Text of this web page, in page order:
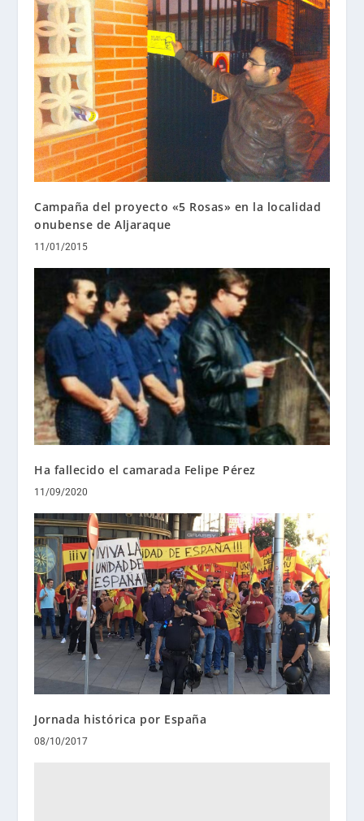
Campaña del proyecto «5 Rosas» en la localidad
onubense de Aljaraque
11/01/2015
Ha fallecido el camarada Felipe Pérez
11/09/2020
Jornada histórica por España
08/10/2017